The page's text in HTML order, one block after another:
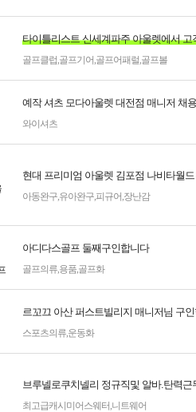
타이틀리스트 신세계파주 아울렛에서
골프클럽,골프기어,골프어패럴,골프볼
예작 셔츠 모다아울렛 대전점 매니저 채
와이셔츠
현대 프리미엄 아울렛 김포점 나비타월
아동완구,유아완구,피규어,장난감
아디다스골프 둘째구인합니다
골프의류,용품,골프화
르꼬끄 아산 퍼스트빌리지 매니저님 구
스포츠의류,운동화
브루넬로쿠치넬리 정규직및 알바.탄력근
최고급캐시미어스웨터,니트웨어